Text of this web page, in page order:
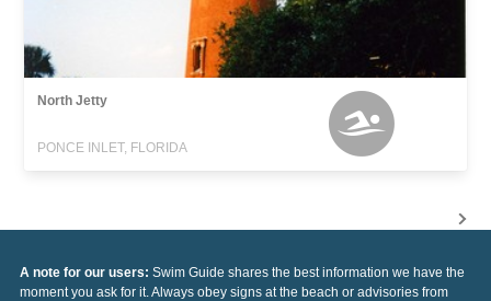
North Jetty
PONCE INLET, FLORIDA
A note for our users: Swim Guide shares the best information we have the
moment you ask for it. Always obey signs at the beach or advisories from